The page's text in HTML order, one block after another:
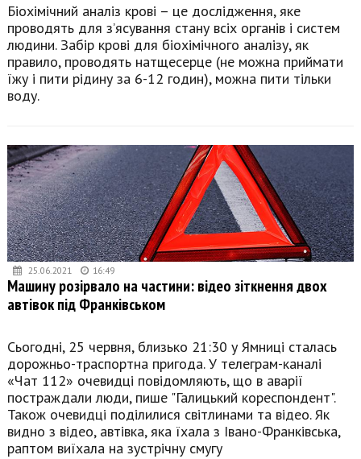
Біохімічний аналіз крові – це дослідження, яке
проводять для з’ясування стану всіх органів і систем
людини. Забір крові для біохімічного аналізу, як
правило, проводять натщесерце (не можна приймати
їжу і пити рідину за 6-12 годин), можна пити тільки
воду.
25.06.2021 16:49
Машину розірвало на частини: відео зіткнення двох
автівок під Франківськом
Сьогодні, 25 червня, близько 21:30 у Ямниці сталась
дорожньо-траспортна пригода. У телеграм-каналі
«Чат 112» очевидці повідомляють, що в аварії
постраждали люди, пише "Галицький кореспондент".
Також очевидці поділилися світлинами та відео. Як
видно з відео, автівка, яка їхала з Івано-Франківська,
раптом виїхала на зустрічну смугу